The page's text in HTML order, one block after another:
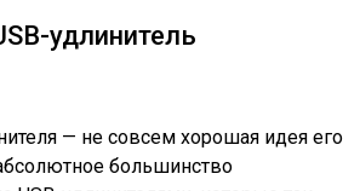
удлинитель
— не совсем хорошая идея его
большинство